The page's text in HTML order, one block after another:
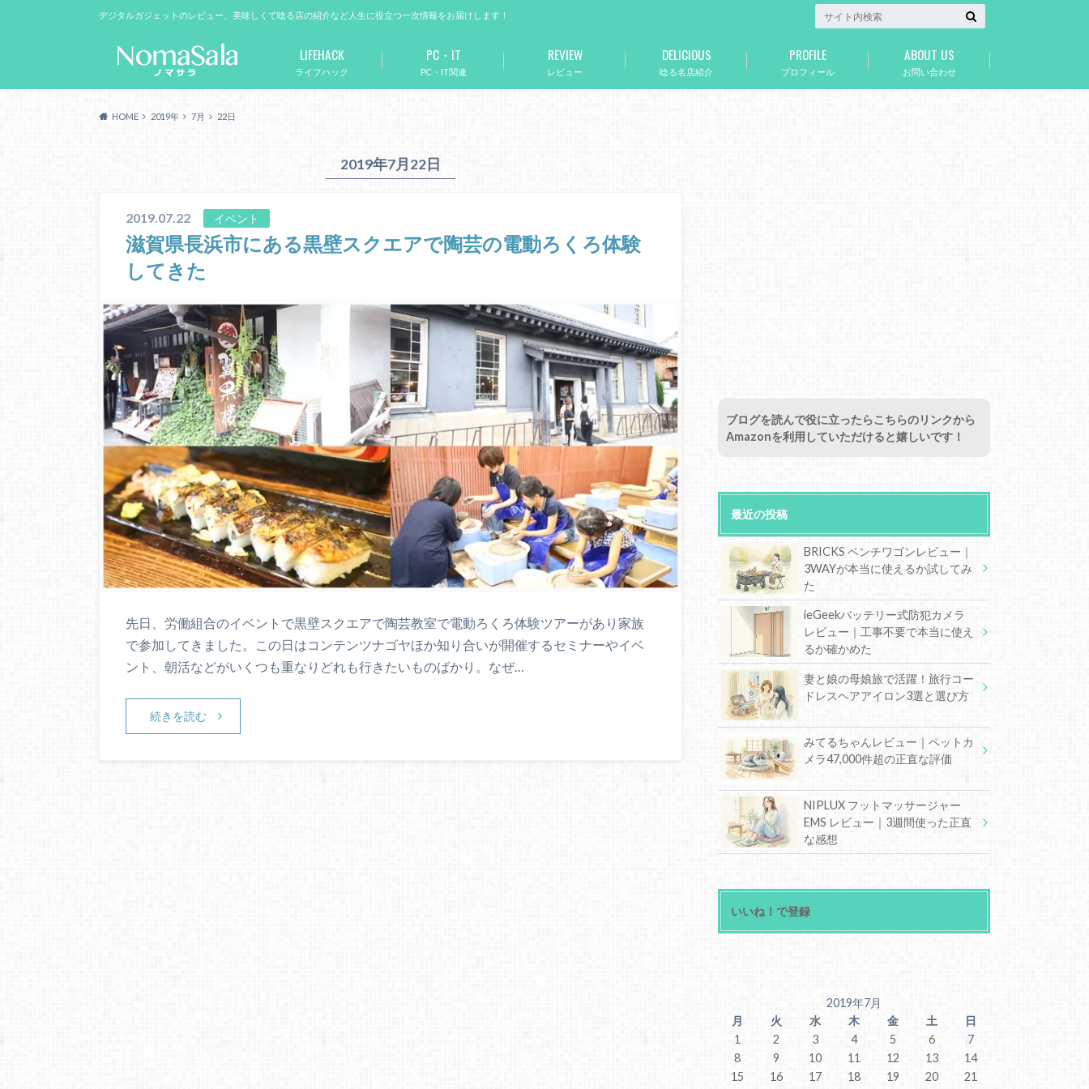
デジタルガジェットのレビュー、美味しくて唸る店の紹介など人生に役立つ一次情報をお届けします！
ライフハック
LIFEHACK
PC・IT関連
PC・IT
レビュー
REVIEW
唸る名店紹介
DELICIOUS
プロフィール
PROFILE
お問い合わせ
ABOUT US
HOME 2019年 7月 22日
2019年7月22日
2019.07.22 イベント
滋賀県長浜市にある黒壁スクエアで陶芸の電動ろくろ体験
してきた
先日、労働組合のイベントで黒壁スクエアで陶芸教室で電動ろくろ体験ツアーがあり家族
で参加してきました。この日はコンテンツナゴヤほか知り合いが開催するセミナーやイベ
ント、朝活などがいくつも重なりどれも行きたいものばかり。なぜ…
続きを読む
ブログを読んで役に立ったらこちらのリンクから
Amazonを利用していただけると嬉しいです！
最近の投稿
BRICKS ベンチワゴンレビュー｜
3WAYが本当に使えるか試してみ
た
ieGeekバッテリー式防犯カメラ
レビュー｜工事不要で本当に使え
るか確かめた
妻と娘の母娘旅で活躍！旅行コー
ドレスヘアアイロン3選と選び方
みてるちゃんレビュー｜ペットカ
メラ47,000件超の正直な評価
NIPLUX フットマッサージャー
EMS レビュー｜3週間使った正直
な感想
いいね！で登録
2019年7月
月
火 水 木 金 土
日
1
2 3 4 5 6
7
8
9 10 11 12 13
14
15
16 17 18 19 20
21